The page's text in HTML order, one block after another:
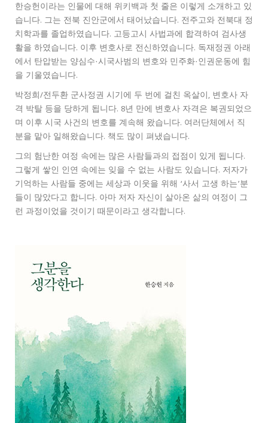
한승헌이라는 인물에 대해 위키백과 첫 줄은 이렇게 소개하고 있
습니다. 그는 전북 진안군에서 태어났습니다. 전주고와 전북대 정
치학과를 졸업하였습니다. 고등고시 사법과에 합격하여 검사생
활을 하였습니다. 이후 변호사로 전신하였습니다. 독재정권 아래
에서 탄압받는 양심수·시국사범의 변호와 민주화·인권운동에 힘
을 기울였습니다.
박정희/전두환 군사정권 시기에 두 번에 걸친 옥살이, 변호사 자
격 박탈 등을 당하게 됩니다. 8년 만에 변호사 자격은 복권되었으
며 이후 시국 사건의 변호를 계속해 왔습니다. 여러단체에서 직
분을 맡아 일해왔습니다. 책도 많이 펴냈습니다.
그의 험난한 여정 속에는 많은 사람들과의 접점이 있게 됩니다.
그렇게 쌓인 인연 속에는 잊을 수 없는 사람도 있습니다. 저자가
기억하는 사람들 중에는 세상과 이웃을 위해 ‘사서 고생 하는’분
들이 많았다고 합니다. 아마 저자 자신이 살아온 삶의 여정이 그
런 과정이었을 것이기 때문이라고 생각합니다.